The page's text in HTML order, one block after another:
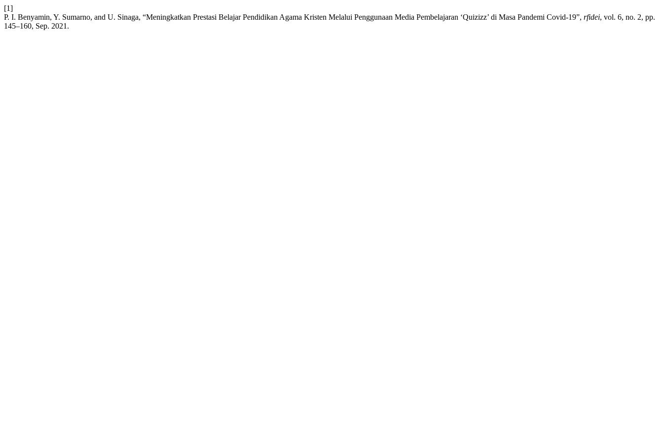
[1]
P. I. Benyamin, Y. Sumarno, and U. Sinaga, “Meningkatkan Prestasi Belajar Pendidikan Agama Kristen Melalui Penggunaan Media Pembelajaran ‘Quizizz’ di Masa Pandemi Covid-19”, rfidei, vol. 6, no. 2, pp.
145–160, Sep. 2021.